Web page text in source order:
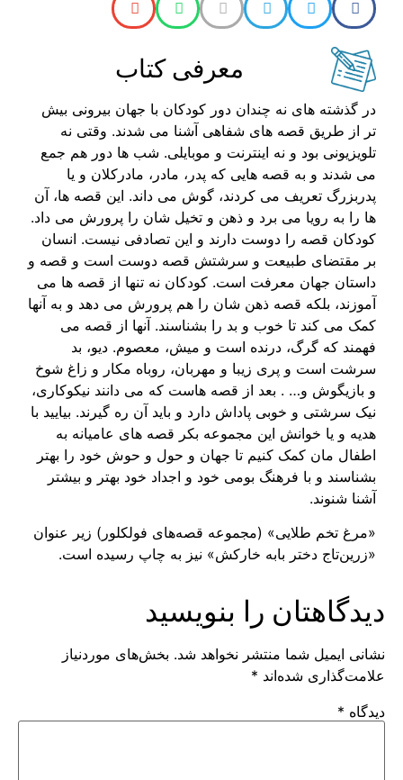
معرفی کتاب
در گذشته های نه چندان دور کودکان با جهان بیرونی بیش
تر از طریق قصه های شفاهی آشنا می شدند. وقتی نه
تلویزیونی بود و نه اینترنت و موبایلی. شب ها دور هم جمع
می شدند و به قصه هایی که پدر، مادر، مادرکلان و یا
پدربزرگ تعریف می کردند، گوش می داند. این قصه ها، آن
ها را به رویا می برد و ذهن و تخیل شان را پرورش می داد.
کودکان قصه را دوست دارند و این تصادفی نیست. انسان
بر مقتضای طبیعت و سرشتش قصه دوست است و قصه و
داستان جهان معرفت است. کودکان نه تنها از قصه ها می
آموزند، بلکه قصه ذهن شان را هم پرورش می دهد و به آنها
کمک می کند تا خوب و بد را بشناسند. آنها از قصه می
فهمند که گرگ، درنده است و میش، معصوم. دیو، بد
سرشت است و پری زیبا و مهربان، روباه مکار و زاغ شوخ
و بازیگوش و… . بعد از قصه هاست که می دانند نیکوکاری،
نیک سرشتی و خوبی پاداش دارد و باید آن ره گیرند. بیایید با
هدیه و یا خوانش این مجموعه بکر قصه های عامیانه به
اطفال مان کمک کنیم تا جهان و حول و حوش خود را بهتر
بشناسند و با فرهنگ بومی خود و اجداد خود بهتر و بیشتر
آشنا شنوند.
«مرغ تخم طلایی» (مجموعه قصه‌های فولکلور) زیر عنوان
«زرین‌تاج دختر بابه خارکش» نیز به چاپ رسیده است.
دیدگاهتان را بنویسید
نشانی ایمیل شما منتشر نخواهد شد. بخش‌های موردنیاز
علامت‌گذاری شده‌اند *
دیدگاه *